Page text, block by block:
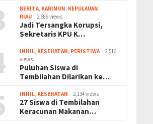
BERITA, KARIMUN, KEPULAUAN
RIAU
2,686 views
Jadi Tersangka Korupsi,
Sekretaris KPU K…
INHIL, KESEHATAN, PERISTIWA
2,516
views
Puluhan Siswa di
Tembilahan Dilarikan ke…
INHIL, KESEHATAN 2,134 views
27 Siswa di Tembilahan
Keracunan Makanan…